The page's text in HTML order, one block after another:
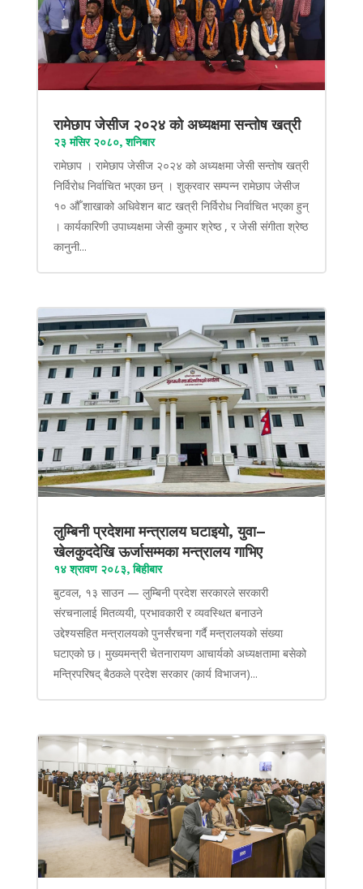
रामेछाप जेसीज २०२४ को अध्यक्षमा सन्तोष खत्री
२३ मंसिर २०८०, शनिबार
रामेछाप । रामेछाप जेसीज २०२४ को अध्यक्षमा जेसी सन्तोष खत्री
निर्विरोध निर्वाचित भएका छन् । शुक्रवार सम्पन्न रामेछाप जेसीज
१० औँ शाखाको अधिवेशन बाट खत्री निर्विरोध निर्वाचित भएका हुन्
। कार्यकारिणी उपाध्यक्षमा जेसी कुमार श्रेष्ठ , र जेसी संगीता श्रेष्ठ
कानुनी...
लुम्बिनी प्रदेशमा मन्त्रालय घटाइयो, युवा–
खेलकुददेखि ऊर्जासम्मका मन्त्रालय गाभिए
१४ श्रावण २०८३, बिहीबार
बुटवल, १३ साउन — लुम्बिनी प्रदेश सरकारले सरकारी
संरचनालाई मितव्ययी, प्रभावकारी र व्यवस्थित बनाउने
उद्देश्यसहित मन्त्रालयको पुनर्संरचना गर्दै मन्त्रालयको संख्या
घटाएको छ। मुख्यमन्त्री चेतनारायण आचार्यको अध्यक्षतामा बसेको
मन्त्रिपरिषद् बैठकले प्रदेश सरकार (कार्य विभाजन)...